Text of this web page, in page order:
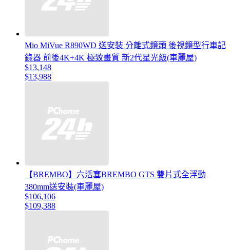
Mio MiVue R890WD 送安裝 分離式鏡頭 後視鏡型行車記
錄器 前後4K+4K 極致畫質 新2代星光級(車麗屋)
$13,148
$13,988
【BREMBO】六活塞BREMBO GTS 雙片式全浮動
380mm送安裝(車麗屋)
$106,106
$109,388